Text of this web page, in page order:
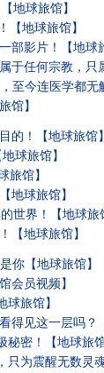
地球旅馆】
【地球旅馆】
部影片！【地球
于任何宗教，只
至今连医学都无
馆】
的！【地球旅馆】
球旅馆】
旅馆】
地球旅馆】
世界！【地球旅
【地球旅馆】
你【地球旅馆】
会员视频】
旅馆】
得见这一层吗？
密！【地球旅馆
为震醒无数灵